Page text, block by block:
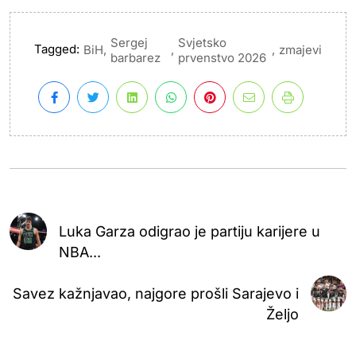
Tagged: BiH, Sergej
barbarez
, Svjetsko
prvenstvo 2026
, zmajevi
Luka Garza odigrao je partiju karijere u
NBA...
Savez kažnjavao, najgore prošli Sarajevo i
Željo